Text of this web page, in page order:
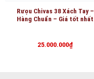
Rượu Chivas 38 Xách Tay –
Hàng Chuẩn – Giá tốt nhất
25.000.000₫